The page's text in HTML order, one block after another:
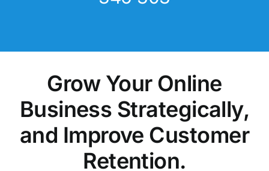
Grow Your Online
Business Strategically,
and Improve Customer
Retention.